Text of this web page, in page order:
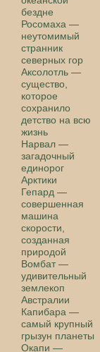
бездне
Росомаха —
неутомимый
странник
северных гор
Аксолотль —
существо,
которое
сохранило
детство на всю
жизнь
Нарвал —
загадочный
единорог
Арктики
Гепард —
совершенная
машина
скорости,
созданная
природой
Вомбат —
удивительный
землекоп
Австралии
Капибара —
самый крупный
грызун планеты
Окапи —